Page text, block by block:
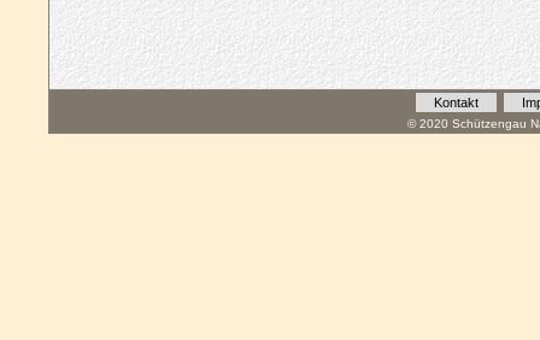
Kontakt
© 2020 Schützengau